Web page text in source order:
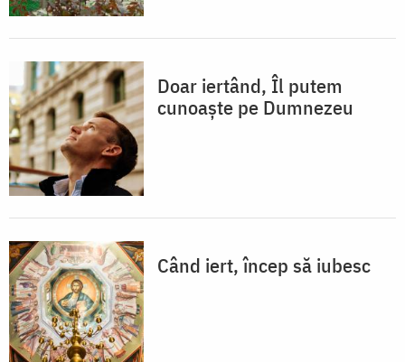
Doar iertând, Îl putem
cunoaște pe Dumnezeu
Când iert, încep să iubesc